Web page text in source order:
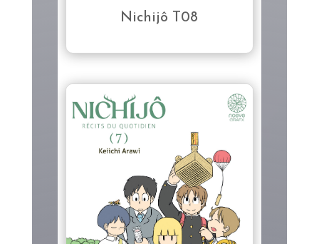
Nichijô T08